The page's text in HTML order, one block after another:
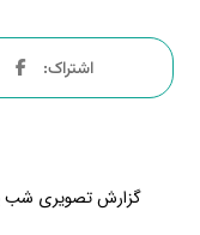
گزارش تصویری شب